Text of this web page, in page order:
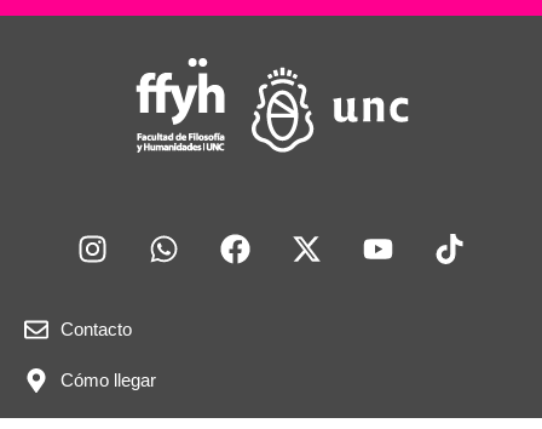
Contacto
Cómo llegar